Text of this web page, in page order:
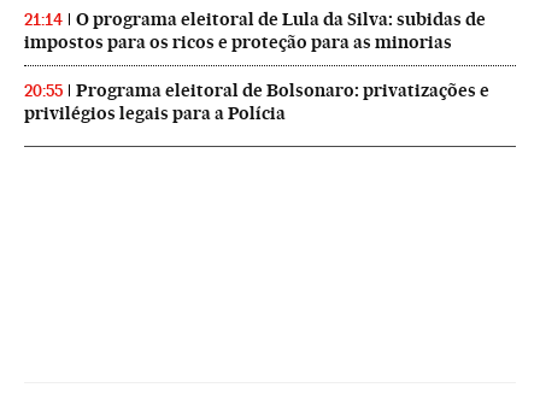
21:14
O programa eleitoral de Lula da Silva: subidas de
impostos para os ricos e proteção para as minorias
20:55
Programa eleitoral de Bolsonaro: privatizações e
privilégios legais para a Polícia